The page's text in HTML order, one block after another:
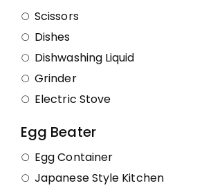
Scissors
Dishes
Dishwashing Liquid
Grinder
Electric Stove
Egg Beater
Egg Container
Japanese Style Kitchen